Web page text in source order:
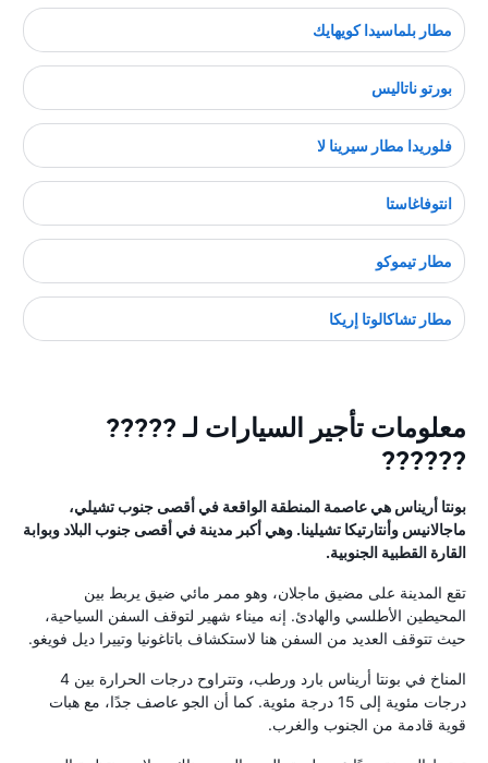
مطار بلماسيدا كويهايك
بورتو ناتاليس
فلوريدا مطار سيرينا لا
انتوفاغاستا
مطار تيموكو
مطار تشاكالوتا إريكا
معلومات تأجير السيارات لـ ?????
??????
بونتا أريناس هي عاصمة المنطقة الواقعة في أقصى جنوب تشيلي،
ماجالانيس وأنتارتيكا تشيلينا. وهي أكبر مدينة في أقصى جنوب البلاد وبوابة
القارة القطبية الجنوبية.
تقع المدينة على مضيق ماجلان، وهو ممر مائي ضيق يربط بين
المحيطين الأطلسي والهادئ. إنه ميناء شهير لتوقف السفن السياحية،
حيث تتوقف العديد من السفن هنا لاستكشاف باتاغونيا وتييرا ديل فويغو.
المناخ في بونتا أريناس بارد ورطب، وتتراوح درجات الحرارة بين 4
درجات مئوية إلى 15 درجة مئوية. كما أن الجو عاصف جدًا، مع هبات
قوية قادمة من الجنوب والغرب.